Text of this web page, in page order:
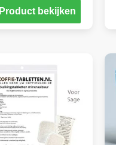
Product bekijken